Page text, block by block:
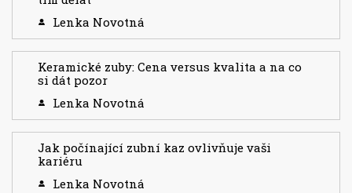
Lenka Novotná
Keramické zuby: Cena versus kvalita a na co
si dát pozor
Lenka Novotná
Jak počínající zubní kaz ovlivňuje vaši
kariéru
Lenka Novotná